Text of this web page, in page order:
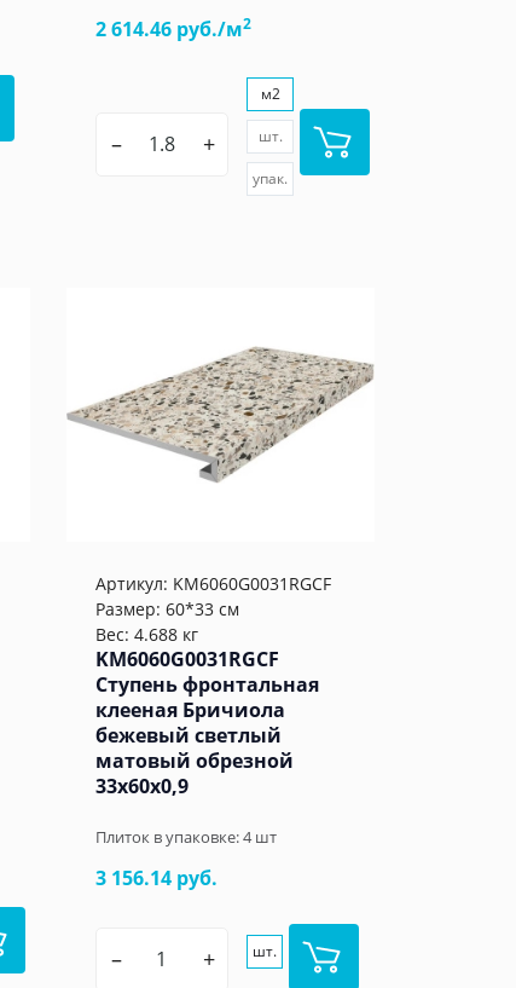
2 614.46 руб./м2
– +
м2
шт.
упак.
Артикул: KM6060G0031RGCF
Размер: 60*33 см
Вес: 4.688 кг
KM6060G0031RGCF
Ступень фронтальная
клееная Бричиола
бежевый светлый
матовый обрезной
33x60x0,9
Плиток в упаковке:4шт
3 156.14 руб.
– + шт.